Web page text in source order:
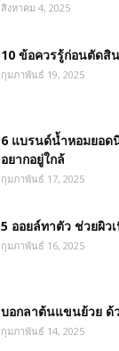
สิงหาคม 4, 2025
10 ข้อควรรู้ก่อนตัดสิ
กุมภาพันธ์ 19, 2025
6 แบรนด์น้ำหอมยอด
อยากอยู่ใกล้
กุมภาพันธ์ 17, 2025
5 ออยล์ทาตัว ช่วยผิ
กุมภาพันธ์ 16, 2025
บอกลาต้นแขนย้วย ด้
กุมภาพันธ์ 14, 2025